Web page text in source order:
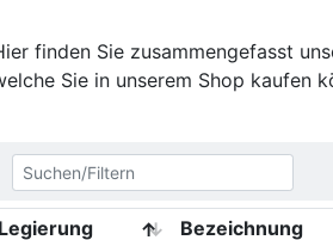
finden Sie zusammengefasst
Sie in unserem Shop kaufen
Legierung Bezeichnung